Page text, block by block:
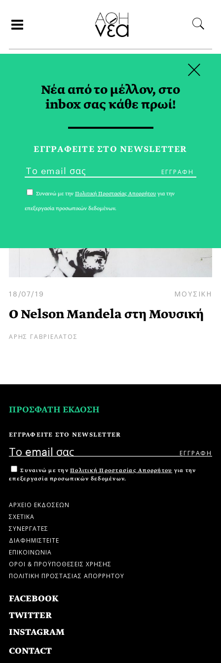
BIKO TAG
18/07/19 ΜΟΥΣΙΚΗ
O Nelson Mandela στη Μουσική
ΑΡΗΣ ΓΑΒΡΙΕΛΑΤΟΣ
ΠΡΟΣΦΑΤΗ ΕΚΔΟΣΗ
ΕΓΓΡΑΦΕΙΤΕ ΣΤΟ NEWSLETTER
Συναινώ με την Πολιτική Προστασίας Απορρήτου για την
επεξεργασία προσωπικών δεδομένων.
ΑΡΧΕΙΟ ΕΚΔΟΣΕΩΝ
ΣΧΕΤΙΚΑ
ΣΥΝΕΡΓΑΤΕΣ
ΔΙΑΦΗΜΙΣΤΕΙΤΕ
ΕΠΙΚΟΙΝΩΝΙΑ
ΟΡΟΙ & ΠΡΟΫΠΟΘΕΣΕΙΣ ΧΡΗΣΗΣ
ΠΟΛΙΤΙΚΗ ΠΡΟΣΤΑΣΙΑΣ ΑΠΟΡΡΗΤΟΥ
FACEBOOK
TWITTER
INSTAGRAM
CONTACT
Νέα από το μέλλον, στο
inbox σας κάθε πρωί!
ΕΓΓPΑΦΕΙΤΕ ΣΤΟ NEWSLETTER
Συναινώ με την Πολιτική Προστασίας Απορρήτου για την
επεξεργασία προσωπικών δεδομένων.
×